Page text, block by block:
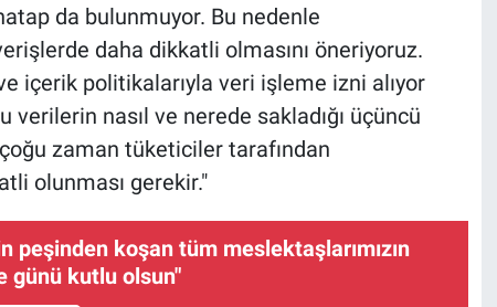
da bulunmuyor. Bu nedenle
daha dikkatli olmasını öneriyoruz.
içerik politikalarıyla veri işleme izni alıyor
nasıl ve nerede sakladığı üçüncü
zaman tüketiciler tarafından
olunması gerekir."
peşinden koşan tüm meslektaşlarımızın
günü kutlu olsun"